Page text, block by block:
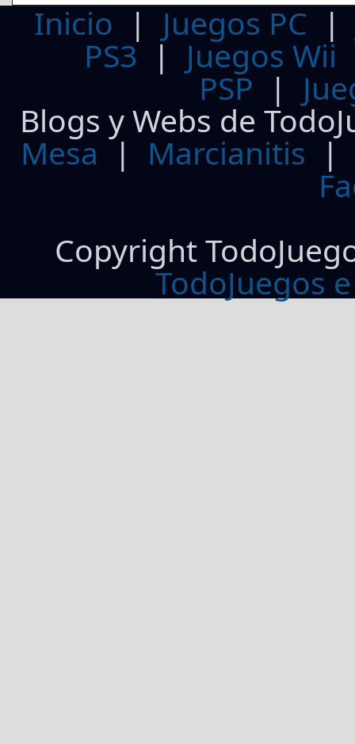
Inicio | Juegos PC
PS3| Juegos Wii
PSP |
Blogs y Webs de
Mesa | Marcianitis |
Copyright
TodoJuegos